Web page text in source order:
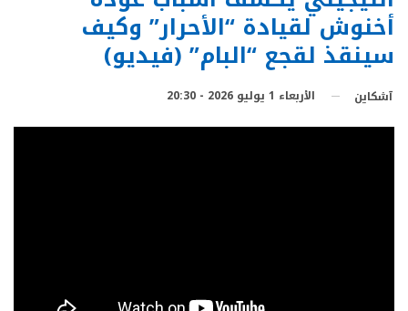
أخنوش لقيادة “الأحرار” وكيف
سينقذ لقجع “البام” (فيديو)
آشكاين الأربعاء 1 يوليو 2026 - 20:30